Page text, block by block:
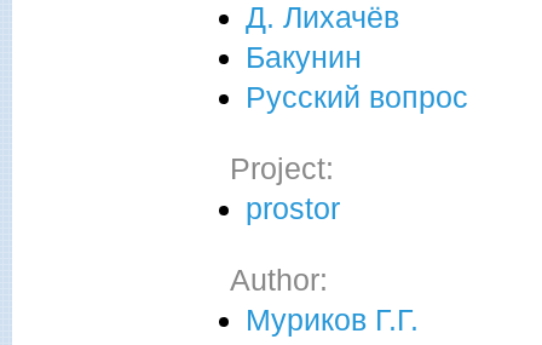
Д. Лихачёв
Бакунин
Русский вопрос
Project:
prostor
Author:
Муриков Г.Г.